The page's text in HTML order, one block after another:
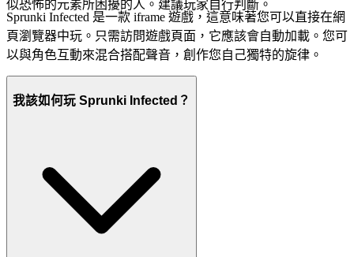
似恐怖的元素所困擾的人。建議玩家自行判斷。
Sprunki Infected 是一款 iframe 遊戲，這意味著您可以直接在網
頁瀏覽器中玩。只需訪問遊戲頁面，它應該會自動加載。您可
以與角色互動來混合搭配聲音，創作您自己獨特的旋律。
我該如何玩 Sprunki Infected？